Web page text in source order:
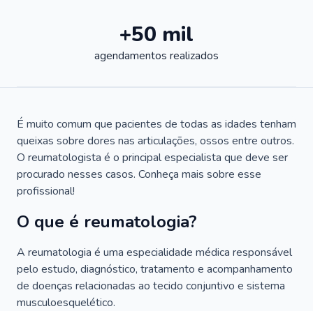
+50 mil
agendamentos realizados
É muito comum que pacientes de todas as idades tenham
queixas sobre dores nas articulações, ossos entre outros.
O reumatologista é o principal especialista que deve ser
procurado nesses casos. Conheça mais sobre esse
profissional!
O que é reumatologia?
A reumatologia é uma especialidade médica responsável
pelo estudo, diagnóstico, tratamento e acompanhamento
de doenças relacionadas ao tecido conjuntivo e sistema
musculoesquelético.